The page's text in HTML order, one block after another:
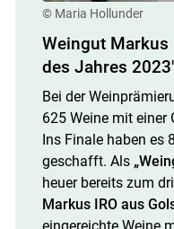
© Maria Hollunder
Weingut Markus
des Jahres
Bei der
625 Weine mit einer
Ins Finale haben es
geschafft. Als
heuer bereits zum
Markus IRO aus